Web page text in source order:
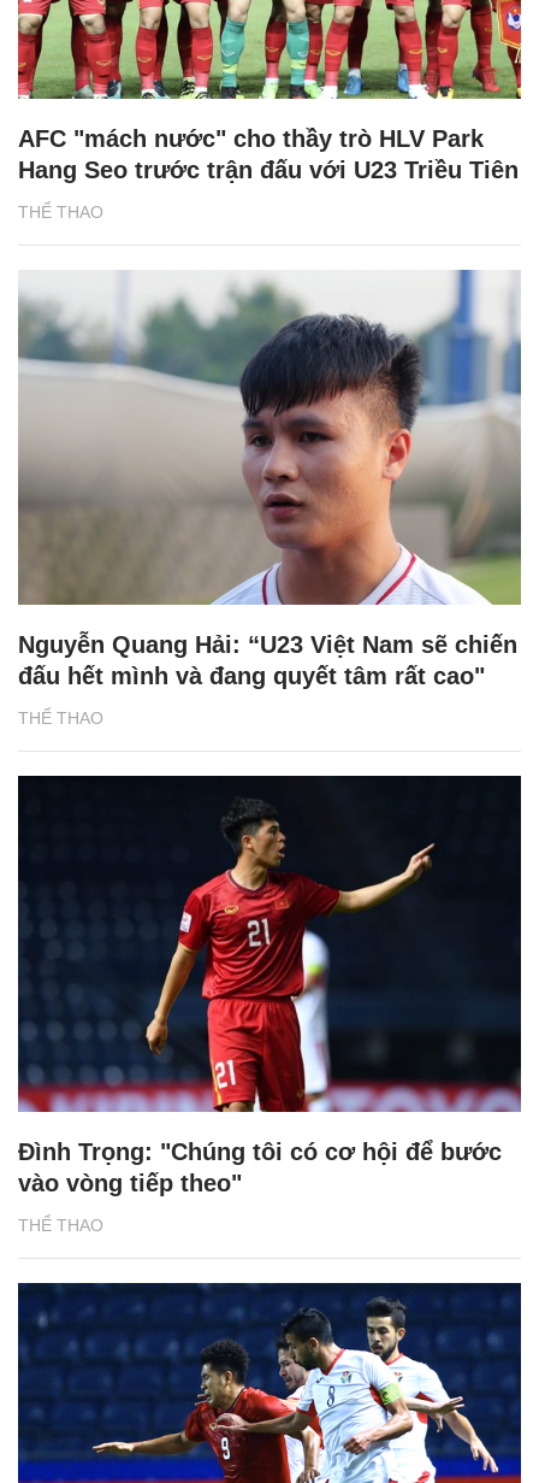
THỂ THAO
AFC "mách nước" cho thầy trò HLV Park
Hang Seo trước trận đấu với U23 Triều Tiên
THỂ THAO
Nguyễn Quang Hải: “U23 Việt Nam sẽ chiến
đấu hết mình và đang quyết tâm rất cao"
THỂ THAO
Đình Trọng: "Chúng tôi có cơ hội để bước
vào vòng tiếp theo"